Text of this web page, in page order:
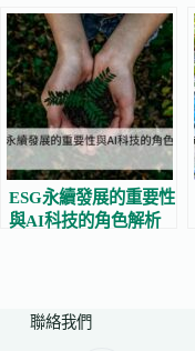
挑戰與機會
ESG永續發展的重要性
與AI科技的角色解析
聯絡我們